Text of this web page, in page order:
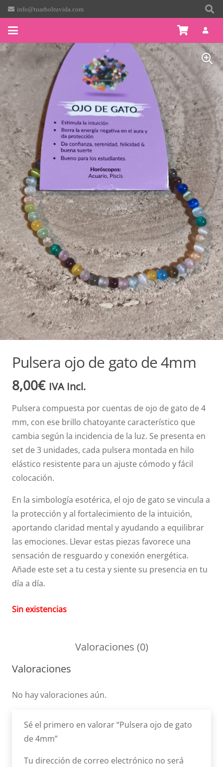
info@tuarboltuvida.com
Pulsera ojo de gato de 4mm
8,00€ IVA Incl.
Pulsera compuesta por cuentas de ojo de gato de 4
mm, con ese brillo chatoyante característico que
cambia según la incidencia de la luz. Se presenta en
set de 3 unidades, cada pulsera montada en hilo
elástico resistente para un ajuste cómodo y fácil
colocación.
En la simbología esotérica, el ojo de gato se vincula a
la protección y al fortalecimiento de la intuición,
aportando claridad mental y ayudando a equilibrar
las emociones. Llevar estas piezas favorece una
sensación de resguardo y conexión energética.
Añade este set a tu cesta y siente su presencia en tu
día a día.
Sin existencias
Valoraciones (0)
Valoraciones
No hay valoraciones aún.
Sé el primero en valorar “Pulsera ojo de gato
de 4mm”
Tu dirección de correo electrónico no será